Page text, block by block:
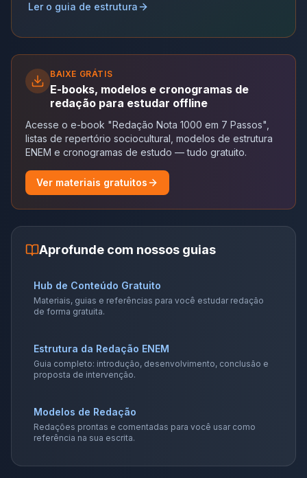
Ler o guia de estrutura
BAIXE GRÁTIS
E-books, modelos e cronogramas de
redação para estudar offline
Acesse o e-book "Redação Nota 1000 em 7 Passos",
listas de repertório sociocultural, modelos de estrutura
ENEM e cronogramas de estudo — tudo gratuito.
Ver materiais gratuitos
Aprofunde com nossos guias
Hub de Conteúdo Gratuito
Materiais, guias e referências para você estudar redação
de forma gratuita.
Estrutura da Redação ENEM
Guia completo: introdução, desenvolvimento, conclusão e
proposta de intervenção.
Modelos de Redação
Redações prontas e comentadas para você usar como
referência na sua escrita.